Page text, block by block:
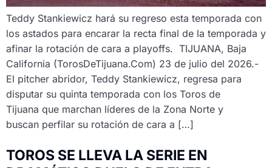
Teddy Stankiewicz hará su regreso esta temporada con
los astados para encarar la recta final de la temporada y
afinar la rotación de cara a playoffs. TIJUANA, Baja
California (TorosDeTijuana.Com) 23 de julio del 2026.-
El pitcher abridor, Teddy Stankiewicz, regresa para
disputar su quinta temporada con los Toros de
Tijuana que marchan líderes de la Zona Norte y
buscan perfilar su rotación de cara a […]
TOROS SE LLEVA LA SERIE EN